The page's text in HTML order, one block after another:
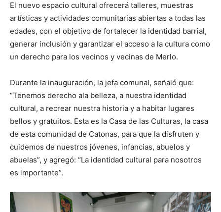
El nuevo espacio cultural ofrecerá talleres, muestras
artísticas y actividades comunitarias abiertas a todas las
edades, con el objetivo de fortalecer la identidad barrial,
generar inclusión y garantizar el acceso a la cultura como
un derecho para los vecinos y vecinas de Merlo.
Durante la inauguración, la jefa comunal, señaló que:
“Tenemos derecho ala belleza, a nuestra identidad
cultural, a recrear nuestra historia y a habitar lugares
bellos y gratuitos. Esta es la Casa de las Culturas, la casa
de esta comunidad de Catonas, para que la disfruten y
cuidemos de nuestros jóvenes, infancias, abuelos y
abuelas”, y agregó: “La identidad cultural para nosotros
es importante”.